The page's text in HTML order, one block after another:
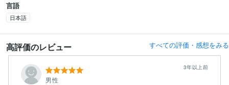
言語
日本語
高評価のレビュー すべての評価・感想をみる
男性
3年以上前